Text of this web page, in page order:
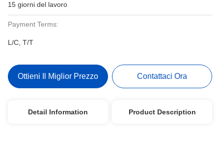
15 giorni del lavoro
Payment Terms:
L/C, T/T
Ottieni Il Miglior Prezzo Contattaci Ora
Detail Information Product Description